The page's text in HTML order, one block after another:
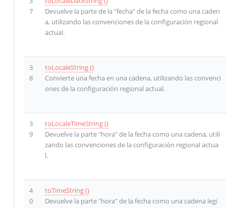
7
Devuelve la parte de la "fecha" de la fecha como una caden
a, utilizando las convenciones de la configuración regional
actual.
3
8
toLocaleString ()
Convierte una fecha en una cadena, utilizando las convenci
ones de la configuración regional actual.
3
9
toLocaleTimeString ()
Devuelve la parte "hora" de la fecha como una cadena, utili
zando las convenciones de la configuración regional actua
l.
4
0
toTimeString ()
Devuelve la parte "hora" de la fecha como una cadena legi